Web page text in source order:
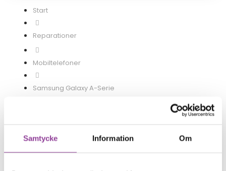
Samtycke Information Om
Start
Mobiltelefoner
Samsung Galaxy A-Serie
Enhet Märke